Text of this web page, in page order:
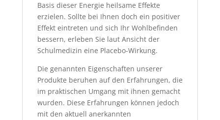
Basis dieser Energie heilsame Effekte
erzielen. Sollte bei Ihnen doch ein positiver
Effekt eintreten und sich Ihr Wohlbefinden
bessern, erleben Sie laut Ansicht der
Schulmedizin eine Placebo-Wirkung.
Die genannten Eigenschaften unserer
Produkte beruhen auf den Erfahrungen, die
im praktischen Umgang mit ihnen gemacht
wurden. Diese Erfahrungen können jedoch
mit den aktuell anerkannten